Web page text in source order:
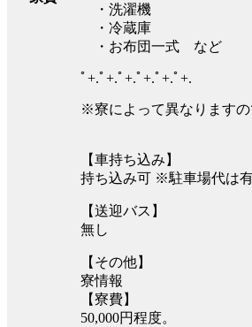
・洗濯機
・冷蔵庫
・お布団一式 など
ﾟ+.ﾟ+.ﾟ+.ﾟ+.ﾟ+.ﾟ+.
※寮によって異なりますの
【車持ち込み】
持ち込み可 ※駐車場代は有
【送迎バス】
無し
【その他】
寮情報
【寮費】
50,000円程度。